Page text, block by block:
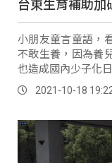
小朋友童言童語，
不敢生養，因為養
也造成國內少子化
2021-10-18